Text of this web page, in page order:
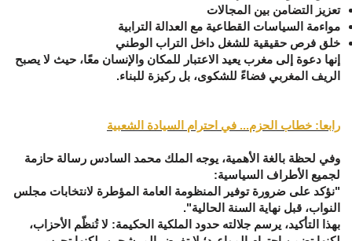
تعزيز التضامن بين المجالات
مواءمة السياسات القطاعية مع العدالة الترابية
خلق فرص حقيقية للشغل داخل التراب الوطني
إنها دعوة إلى مغرب يعيد الاعتبار للمكان والإنسان معًا، حيث لا يصبح
الريف المغربي فضاءً للشكوى، بل ركيزة للبناء.
رابعا: خطاب الحزم... في احترام السيادة الشعبية
وفي لحظة بالغة الأهمية، يوجه الملك محمد السادس رسالة حازمة
لجميع الأطراف السياسية:
"نؤكد على ضرورة توفير المنظومة العامة المؤطرة لانتخابات مجلس
النواب، قبل نهاية السنة الحالية".
بهذا التأكيد، يرسم جلالته حدود الملكية الحكيمة: لا تُنظّم الأحزاب،